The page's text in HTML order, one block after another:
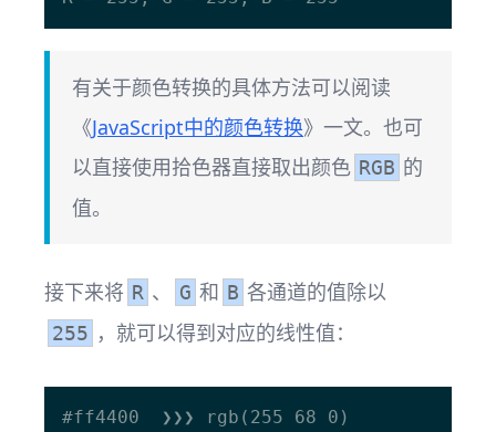
有关于颜色转换的具体方法可以阅读
《JavaScript中的颜色转换》一文。也可
以直接使用拾色器直接取出颜色 RGB 的
值。
接下来将 R 、 G 和 B 各通道的值除以
255 ，就可以得到对应的线性值：
#ff4400  ❯❯❯ rgb(255 68 0)